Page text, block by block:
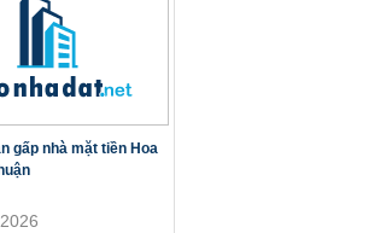
gấp nhà mặt tiền Hoa